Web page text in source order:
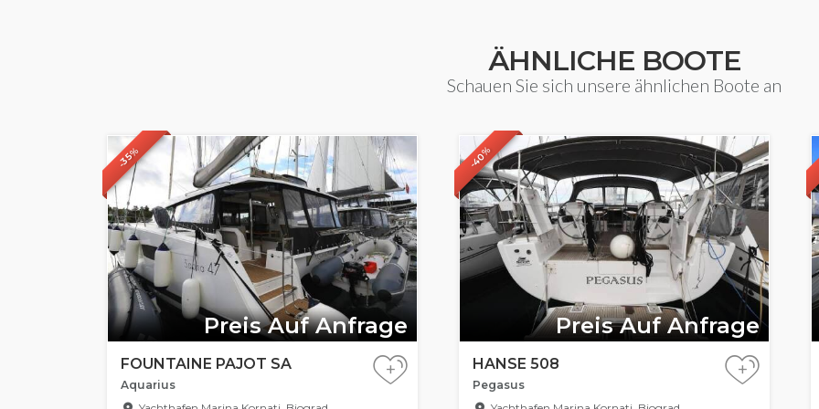
ÄHNLICHE BOOTE
Schauen Sie sich unsere ähnlichen Boote an
-35%
Preis Auf Anfrage
FOUNTAINE PAJOT SA
Aquarius
+
-40%
Preis Auf Anfrage
HANSE 508
Pegasus
+